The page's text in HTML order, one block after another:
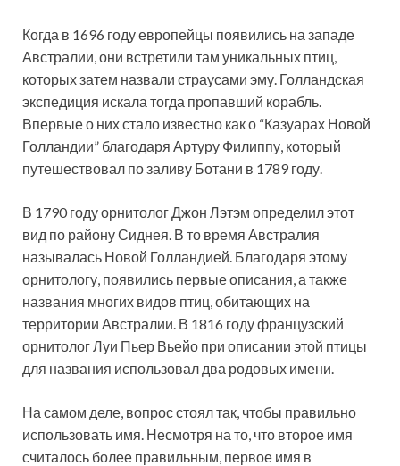
Когда в 1696 году европейцы появились на западе
Австралии, они встретили там уникальных птиц,
которых затем назвали страусами эму. Голландская
экспедиция искала тогда пропавший корабль.
Впервые о них стало известно как о “Казуарах Новой
Голландии” благодаря Артуру Филиппу, который
путешествовал по заливу Ботани в 1789 году.
В 1790 году орнитолог Джон Лэтэм определил этот
вид по району Сиднея. В то время Австралия
называлась Новой Голландией. Благодаря этому
орнитологу, появились первые описания, а также
названия многих видов птиц, обитающих на
территории Австралии. В 1816 году французский
орнитолог Луи Пьер Вьейо при описании этой птицы
для названия использовал два родовых имени.
На самом деле, вопрос стоял так, чтобы правильно
использовать имя. Несмотря на то, что второе имя
считалось более правильным, первое имя в